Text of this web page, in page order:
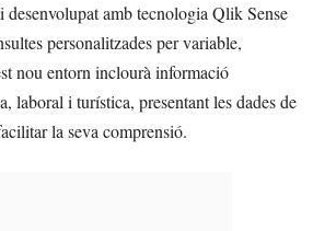
desenvolupat amb tecnologia Qlik Sense
personalitzades per variable,
nou entorn inclourà informació
laboral i turística, presentant les dades de
la seva comprensió.